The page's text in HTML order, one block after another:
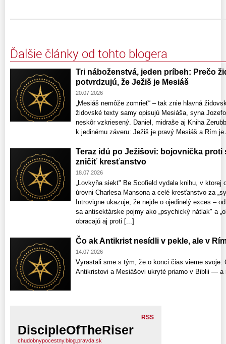
Ďalšie články od tohto blogera
Tri náboženstvá, jeden príbeh: Prečo
potvrdzujú, že Ježiš je Mesiáš
20.07.2026
„Mesiáš nemôže zomrieť“ – tak znie hlavná
židovské texty samy opisujú Mesiáša, syna
neskôr vzkriesený. Daniel, midraše aj Kniha
k jedinému záveru: Ježiš je pravý Mesiáš a Rím je
Teraz idú po Ježišovi: bojovníčka proti
zničiť kresťanstvo
18.07.2026
„Lovkyňa siekt" Be Scofield vydala knihu, v
úrovni Charlesa Mansona a celé kresťanstvo za
Introvigne ukazuje, že nejde o ojedinelý exces –
sa antisektárske pojmy ako „psychický nátlak" a
obracajú aj proti [...]
Čo ak Antikrist nesídli v pekle, ale v
14.07.2026
Vyrastali sme s tým, že o konci čias vieme svoje.
Antikristovi a Mesiášovi ukryté priamo v Biblii — a
RSS
DiscipleOfTheRiser
chudobnypocestny.blog.pravda.sk